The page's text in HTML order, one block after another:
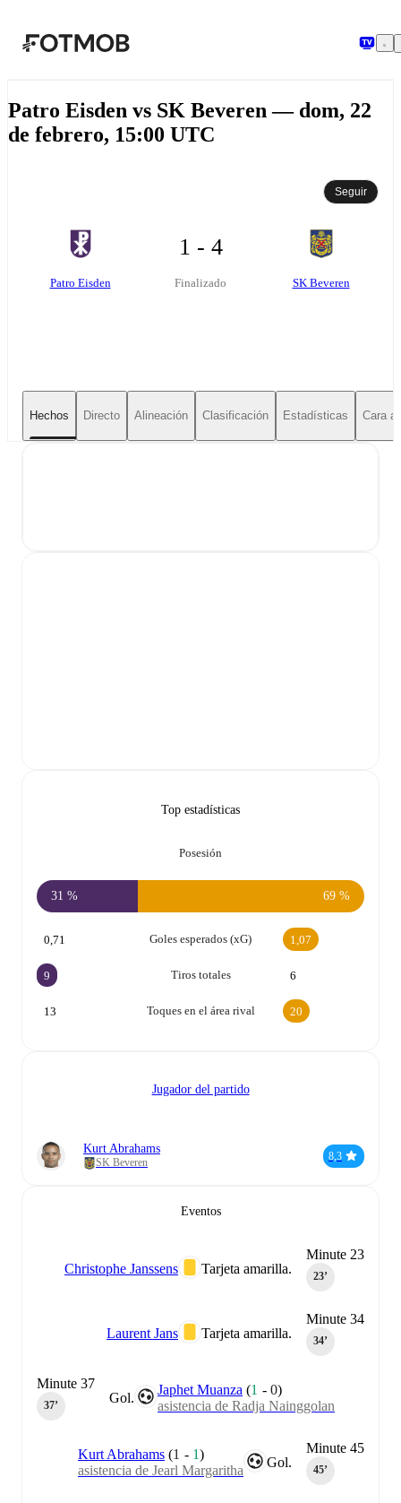
Patro Eisden vs SK Beveren — dom, 22
de febrero, 15:00 UTC
Seguir
Patro Eisden
1 - 4
Finalizado SK Beveren
Hechos Directo Alineación Clasificación Estadísticas Cara a
Top estadísticas
Posesión
31 % 69 %
Goles esperados (xG)
0,71 1,07
Tiros totales
9 6
Toques en el área rival
13 20
Jugador del partido
Kurt Abrahams
SK Beveren
8,3
Eventos
Minute 23
23‎’‎
Tarjeta amarilla.
Christophe Janssens
Minute 34
34‎’‎
Tarjeta amarilla.
Laurent Jans
Gol.
Japhet Muanza (1 -0)
asistencia de Radja Nainggolan
Minute 37
37‎’‎
Minute 45
45‎’‎
Gol.
Kurt Abrahams (1 - 1)
asistencia de Jearl Margaritha